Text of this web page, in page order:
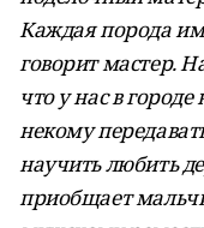
Каждая порода
говорит мастер.
что у нас в
некому
научить любить
приобщает